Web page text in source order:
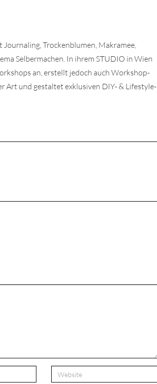
Trockenblumen, Makramee,
Selbermachen. In ihrem STUDIO in Wien
an, erstellt jedoch auch Workshop-
Art und gestaltet exklusiven DIY- & Lifestyle-